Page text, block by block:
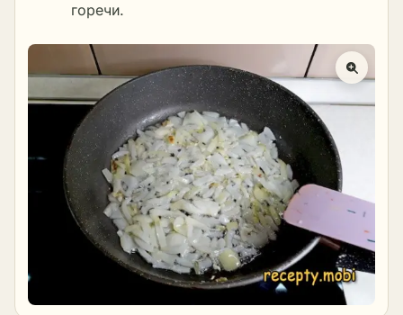
горечи.